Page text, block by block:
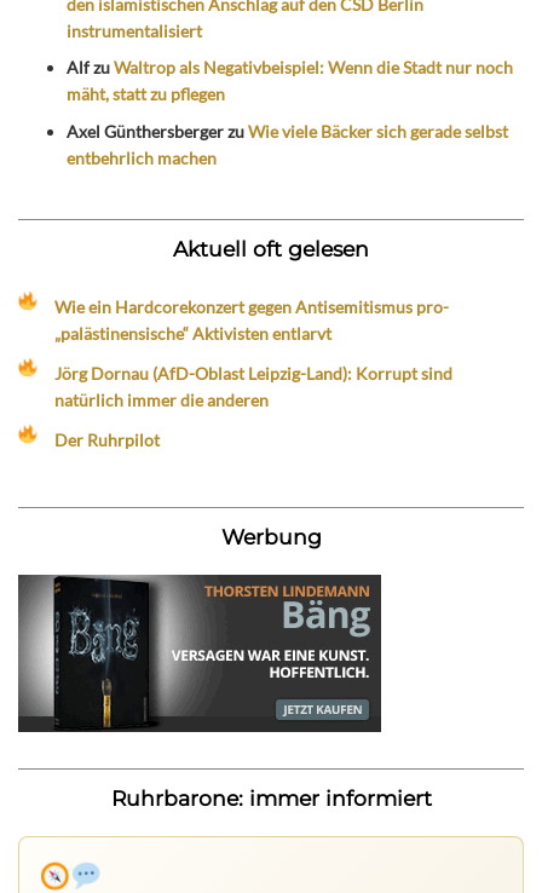
instrumentalisiert
AlfzuWaltrop als Negativbeispiel: Wenn die Stadt nur noch
mäht, statt zu pflegen
Axel GünthersbergerzuWie viele Bäcker sich gerade selbst
entbehrlich machen
Aktuell oft gelesen
Wie ein Hardcorekonzert gegen Antisemitismus pro-
„palästinensische“ Aktivisten entlarvt
Jörg Dornau (AfD-Oblast Leipzig-Land): Korrupt sind
natürlich immer die anderen
Der Ruhrpilot
Werbung
Ruhrbarone: immer informiert